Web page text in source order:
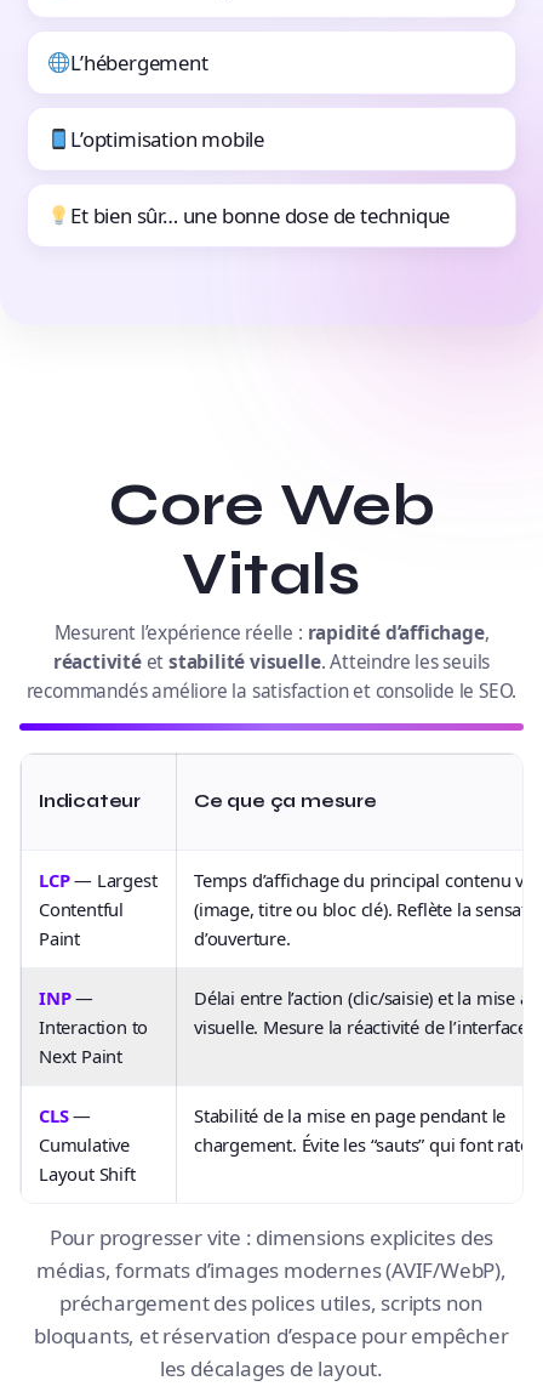
L’hébergement
L’optimisation mobile
Et bien sûr… une bonne dose de technique
Core Web
Vitals
Mesurent l’expérience réelle : rapidité d’affichage,
réactivitéetstabilité visuelle. Atteindre les seuils
recommandés améliore la satisfaction et consolide le SEO.
Indicateur Ce que ça mesure
LCP— Largest
Contentful
Paint
Temps d’affichage du principal contenu
(image, titre ou bloc clé). Reflète la
d’ouverture.
INP—
Interaction to
Next Paint
Délai entre l’action (clic/saisie) et la mise à
visuelle. Mesure la réactivité de l’interface.
CLS—
Cumulative
Layout Shift
Stabilité de la mise en page pendant le
chargement. Évite les “sauts” qui font rater
Pour progresser vite : dimensions explicites des
médias, formats d’images modernes (AVIF/WebP),
préchargement des polices utiles, scripts non
bloquants, et réservation d’espace pour empêcher
les décalages de layout.